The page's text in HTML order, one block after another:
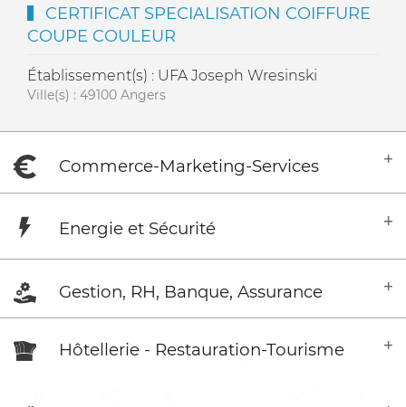
CERTIFICAT SPECIALISATION COIFFURE
COUPE COULEUR
Établissement(s) : UFA Joseph Wresinski
Ville(s) : 49100 Angers
Commerce-Marketing-Services
Energie et Sécurité
Gestion, RH, Banque, Assurance
Hôtellerie - Restauration-Tourisme